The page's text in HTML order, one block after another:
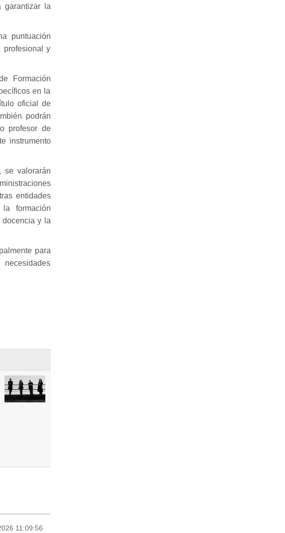
garantizar la
puntuación
profesional y
Formación
en la
oficial de
podrán
profesor de
instrumento
se valorarán
entidades
formación
y la
para
11:09:56